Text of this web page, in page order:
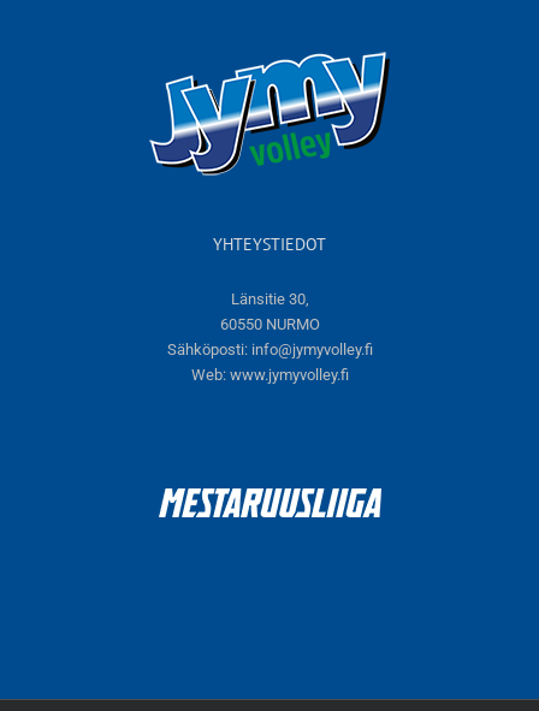
YHTEYSTIEDOT
Länsitie 30,
60550 NURMO
Sähköposti: info@jymyvolley.fi
Web: www.jymyvolley.fi